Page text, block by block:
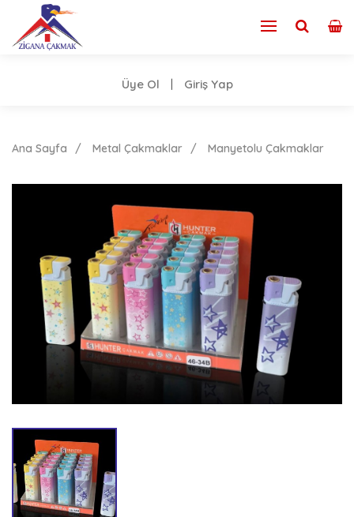
Üye Ol Giriş Yap
Ana Sayfa Metal Çakmaklar Manyetolu Çakmaklar